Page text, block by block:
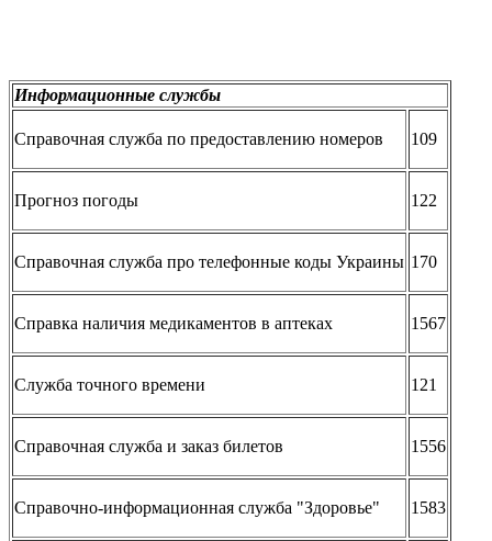
Информационные службы
Справочная служба по предоставлению номеров 109
Прогноз погоды 122
Справочная служба про телефонные коды Украины 170
Справка наличия медикаментов в аптеках 1567
Служба точного времени 121
Справочная служба и заказ билетов 1556
Справочно-информационная служба "Здоровье" 1583